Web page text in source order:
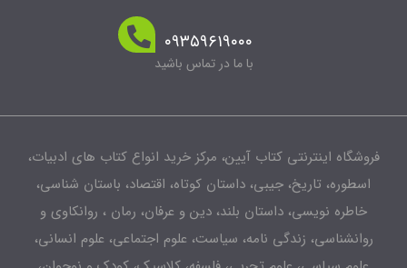
۰۹۳۵۹۶۱۹۰۰۰
با ما در تماس باشید
اینترنتی کتاب آیین، مرکز خرید انواع کتاب های ادبیات،
تاریخ، جیبی، داستان کوتاه، اقتصاد، باستان شناسی،
نویسی، داستان بلند، دین و عرفان، رمان ، روانکاوی و
زندگی نامه، سیاست، علوم اجتماعی، علوم انسانی،